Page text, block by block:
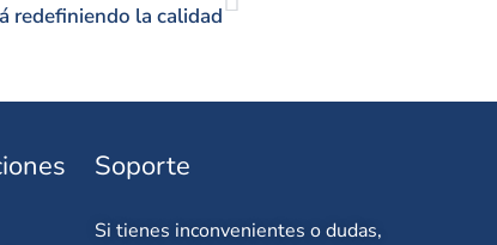
redefiniendo la calidad
Soporte
Si tienes inconvenientes o dudas,